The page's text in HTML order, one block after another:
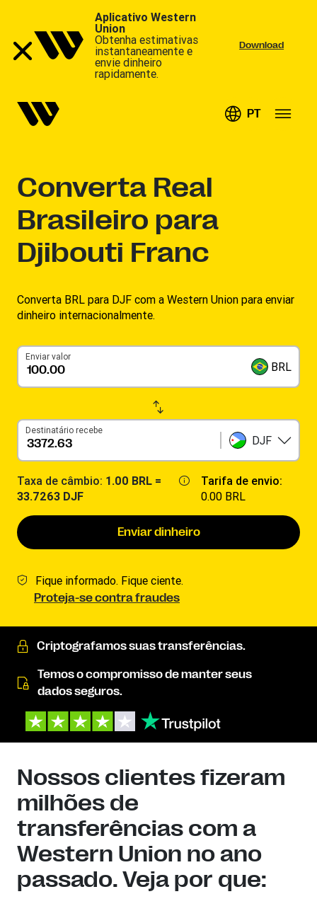
Aplicativo Western
Union
Obtenha estimativas
instantaneamente e
envie dinheiro
rapidamente.
Download
PT
Converta Real
Brasileiro para
Djibouti Franc
Converta BRL para DJF com a Western Union para enviar
dinheiro internacionalmente.
Enviar valor
BRL
Destinatário recebe
DJF
Taxa de câmbio: 1.00 BRL =
33.7263 DJF
Tarifa de envio:
0.00 BRL
Enviar dinheiro
Fique informado. Fique ciente.
Proteja-se contra fraudes
Criptografamos suas transferências.
Temos o compromisso de manter seus
dados seguros.
Nossos clientes fizeram
milhões de
transferências com a
Western Union no ano
passado. Veja por que: